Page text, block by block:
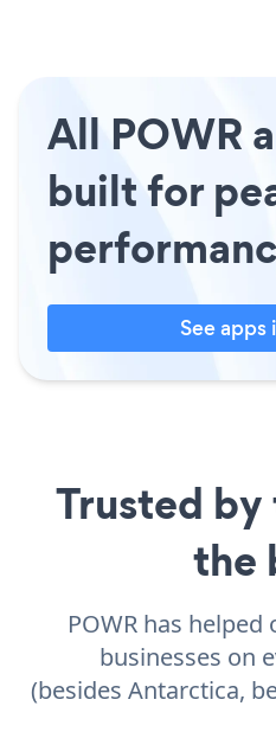
All POWR
built for
See apps
Trusted
the
POWR has
businesses on
(besides Antarctica,